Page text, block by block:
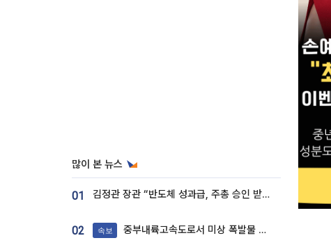
많이 본 뉴스
01 김정관 장관 “반도체 성과급, 주총 승인 받도록”…상법·자본시장법 개정 시사
02 속보 중부내륙고속도로서 미상 폭발물 발견